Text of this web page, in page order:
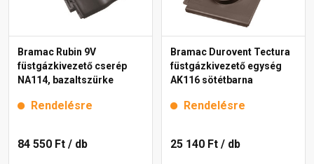
Bramac Rubin 9V
füstgázkivezető cserép
NA114, bazaltszürke
Rendelésre
84 550 Ft / db
Bramac Durovent Tectura
füstgázkivezető egység
AK116 sötétbarna
Rendelésre
25 140 Ft / db